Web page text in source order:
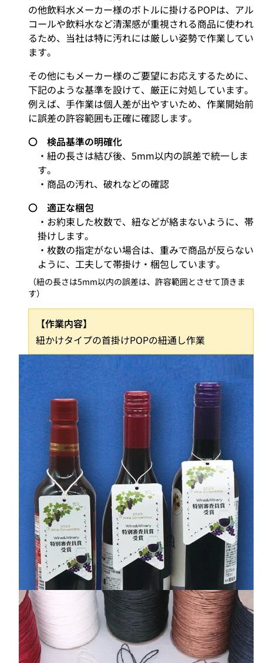
の他飲料水メーカー様のボトルに掛けるPOPは、アル
コールや飲料水など清潔感が重視される商品に使われ
るため、当社は特に汚れには厳しい姿勢で作業してい
ます。
その他にもメーカー様のご要望にお応えするために、
下記のような基準を設けて、厳正に対処しています。
例えば、手作業は個人差が出やすいため、作業開始前
に誤差の許容範囲も正確に確認します。
〇 検品基準の明確化
・紐の長さは結び後、5mm以内の誤差で統一しま
す。
・商品の汚れ、破れなどの確認
〇 適正な梱包
・お約束した枚数で、紐などが絡まないように、帯
掛けします。
・枚数の指定がない場合は、重みで商品が反らない
ように、工夫して帯掛け・梱包しています。
（紐の長さは5mm以内の誤差は、許容範囲とさせて頂きま
す）
【作業内容】
紐かけタイプの首掛けPOPの紐通し作業